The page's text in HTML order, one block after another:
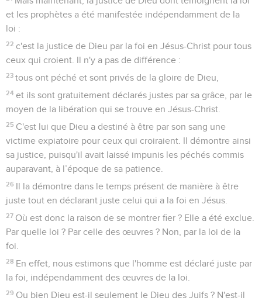
et les prophètes a été manifestée indépendamment de la
loi :
22 c'est la justice de Dieu par la foi en Jésus-Christ pour tous
ceux qui croient. Il n'y a pas de différence :
23 tous ont péché et sont privés de la gloire de Dieu,
24 et ils sont gratuitement déclarés justes par sa grâce, par le
moyen de la libération qui se trouve en Jésus-Christ.
25 C'est lui que Dieu a destiné à être par son sang une
victime expiatoire pour ceux qui croiraient. Il démontre ainsi
sa justice, puisqu'il avait laissé impunis les péchés commis
auparavant, à l’époque de sa patience.
26 Il la démontre dans le temps présent de manière à être
juste tout en déclarant juste celui qui a la foi en Jésus.
27 Où est donc la raison de se montrer fier ? Elle a été exclue.
Par quelle loi ? Par celle des œuvres ? Non, par la loi de la
foi.
28 En effet, nous estimons que l'homme est déclaré juste par
la foi, indépendamment des œuvres de la loi.
29 Ou bien Dieu est-il seulement le Dieu des Juifs ? N'est-il